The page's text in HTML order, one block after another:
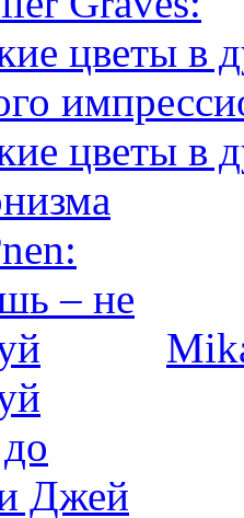
цветы в